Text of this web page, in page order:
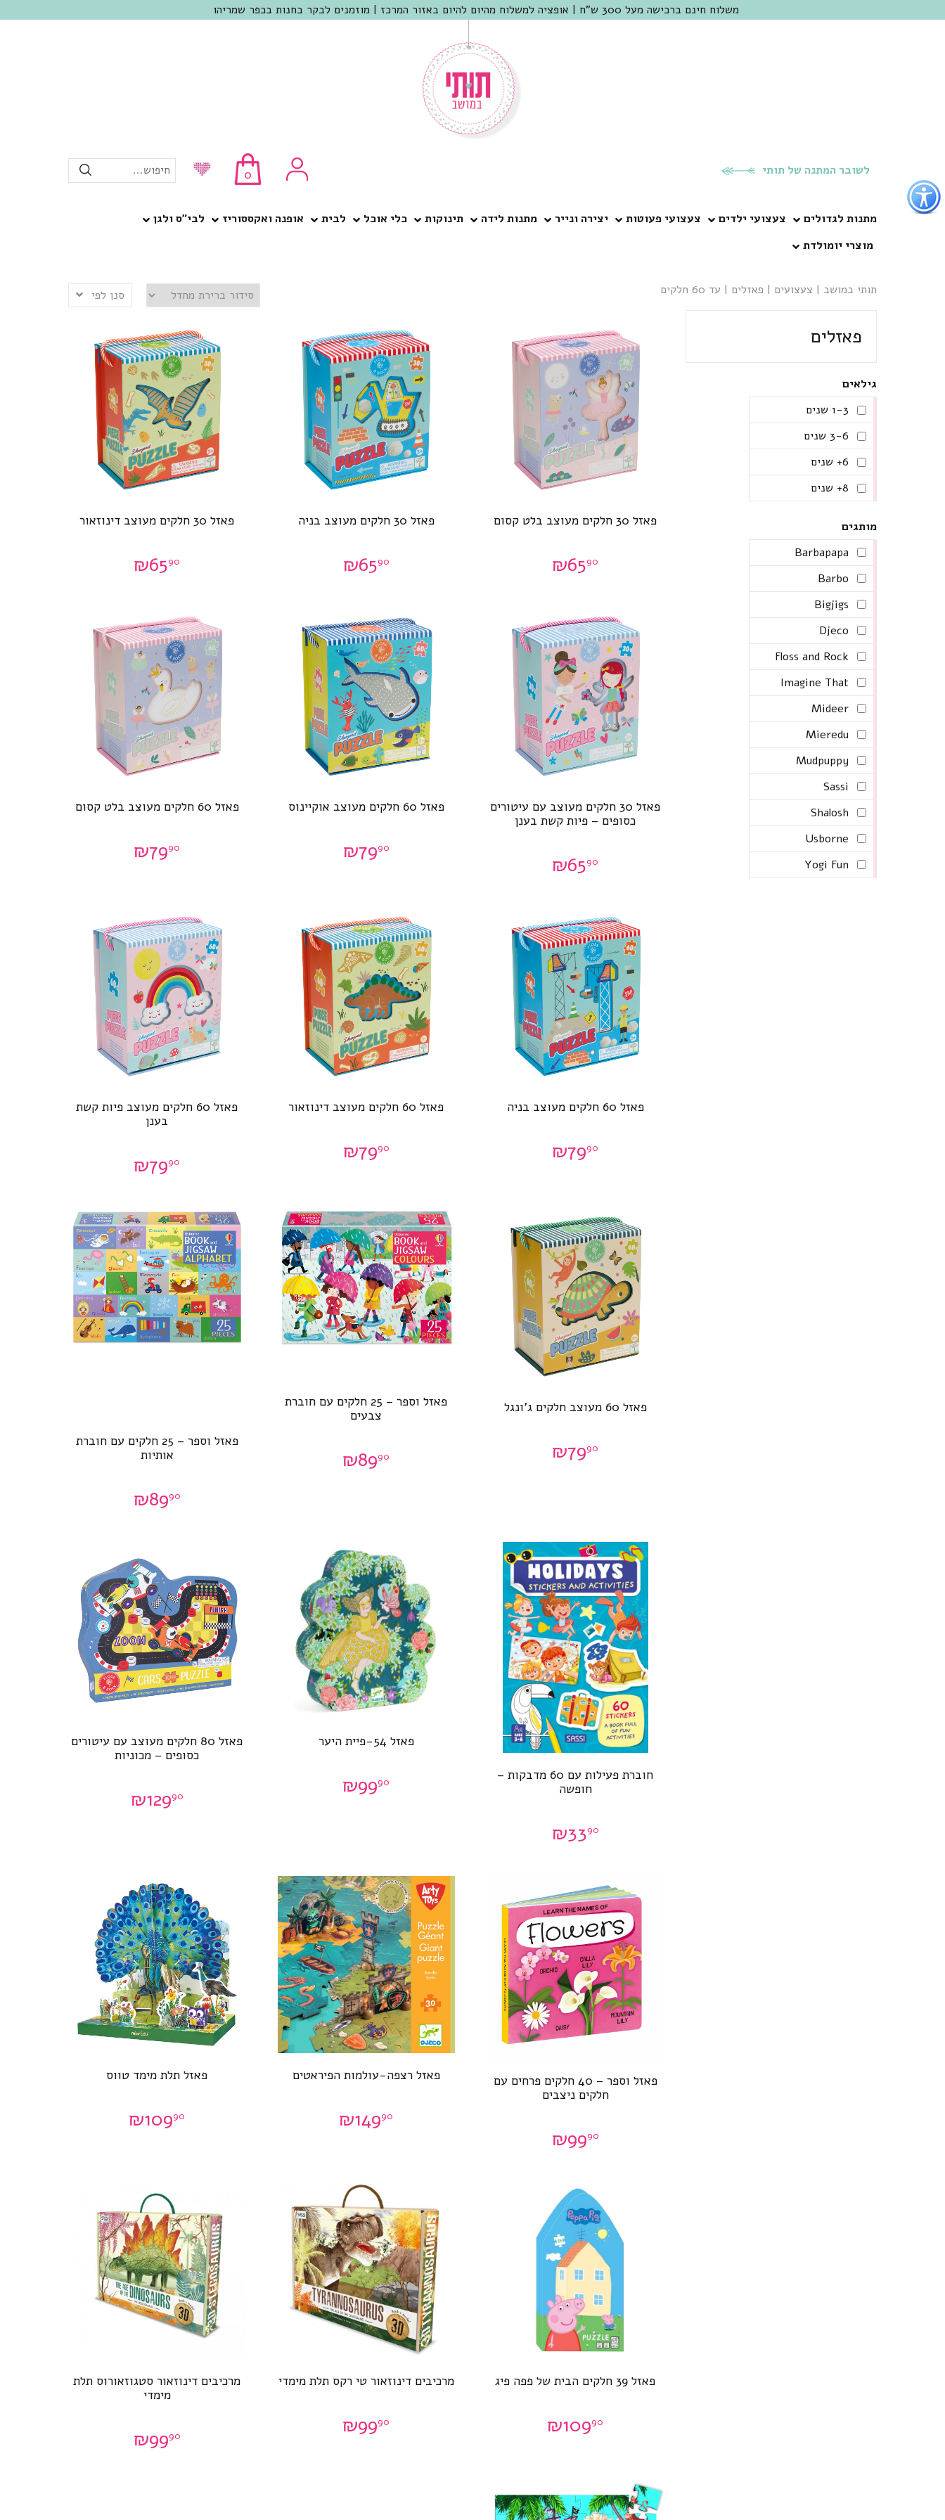
כפתור
לפתיחת
תפריט
נגישות
משלוח חינם ברכישה מעל 300 ש"ח | אופציה למשלוח מהיום להיום באזור המרכז | מוזמנים לבקר בחנות בכפר שמריהו
לשובר המתנה של תותי 0 חיפוש...
מתנות לגדולים צעצועי ילדים צעצועי פעוטות יצירה ונייר מתנות לידה תינוקות כלי אוכל לבית אופנה ואקססוריז
לבי”ס ולגן
מוצרי יומולדת
תותי במושב | צעצועים | פאזלים | עד 60 חלקים
פאזלים
גילאים
1-3 שנים
3-6 שנים
6+ שנים
8+ שנים
מותגים
Barbapapa
Barbo
Bigjigs
Djeco
Floss and Rock
Imagine That
Mideer
Mieredu
Mudpuppy
Sassi
Shalosh
Usborne
Yogi Fun
סנן לפי
פאזל 30 חלקים מעוצב בלט קסום
₪6590
פאזל 30 חלקים מעוצב בניה
₪6590
פאזל 30 חלקים מעוצב דינוזאור
₪6590
פאזל 30 חלקים מעוצב עם עיטורים
כסופים – פיות קשת בענן
₪6590
פאזל 60 חלקים מעוצב אוקיינוס
₪7990
פאזל 60 חלקים מעוצב בלט קסום
₪7990
פאזל 60 חלקים מעוצב בניה
₪7990
פאזל 60 חלקים מעוצב דינוזאור
₪7990
פאזל 60 חלקים מעוצב פיות קשת
בענן
₪7990
פאזל 60 מעוצב חלקים ג’ונגל
₪7990
פאזל וספר – 25 חלקים עם חוברת
צבעים
₪8990
פאזל וספר – 25 חלקים עם חוברת
אותיות
₪8990
חוברת פעילות עם 60 מדבקות –
חופשה
₪3390
פאזל 54-פיית היער
₪9990
פאזל 80 חלקים מעוצב עם עיטורים
כסופים – מכוניות
₪12990
פאזל וספר – 40 חלקים פרחים עם
חלקים ניצבים
₪9990
פאזל רצפה-עולמות הפיראטים
₪14990
פאזל תלת מימד טווס
₪10990
פאזל 39 חלקים הבית של פפה פיג
₪10990
מרכיבים דינוזאור טי רקס תלת מימדי
₪9990
מרכיבים דינוזאור סטגוזאורוס תלת
מימדי
₪9990